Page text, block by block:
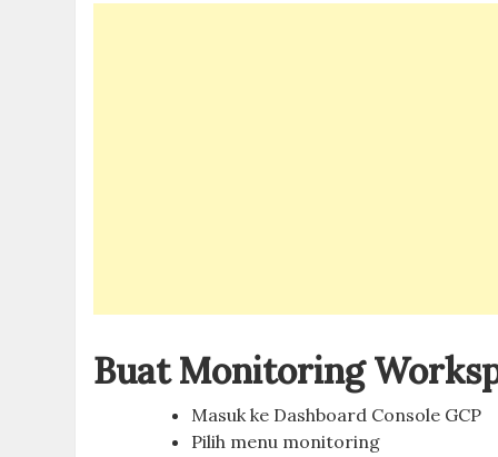
Buat Monitoring
Masuk ke Dashboard Console GCP
Pilih menu monitoring